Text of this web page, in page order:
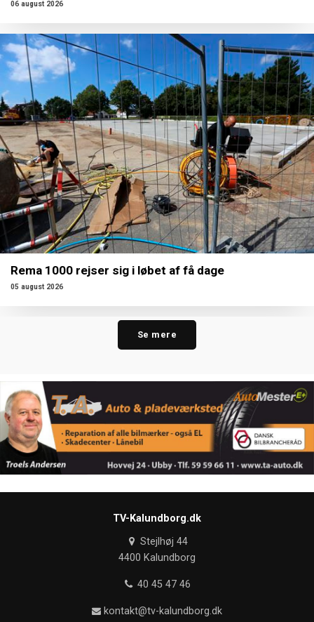
06 august 2026
Rema 1000 rejser sig i løbet af få dage
05 august 2026
Se mere
TV-Kalundborg.dk
Stejlhøj 44
4400 Kalundborg
40 45 47 46
kontakt@tv-kalundborg.dk